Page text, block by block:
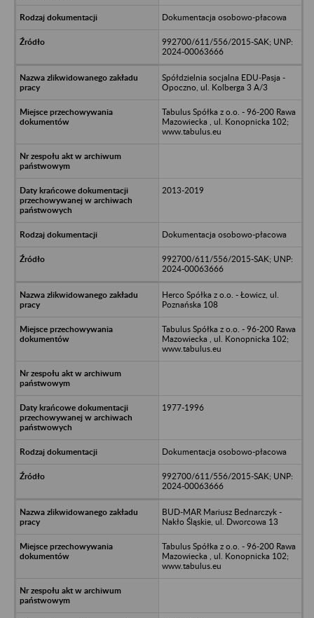
Dokumentacja osobowo-płacowa
992700/611/556/2015-SAK; UNP:
2024-00063666
Spółdzielnia socjalna EDU-Pasja -
Opoczno, ul. Kolberga 3 A/3
Tabulus Spółka z o.o. - 96-200 Rawa
Mazowiecka , ul. Konopnicka 102;
www.tabulus.eu
2013-2019
Dokumentacja osobowo-płacowa
992700/611/556/2015-SAK; UNP:
2024-00063666
Herco Spółka z o.o. - Łowicz, ul.
Poznańska 108
Tabulus Spółka z o.o. - 96-200 Rawa
Mazowiecka , ul. Konopnicka 102;
www.tabulus.eu
1977-1996
Dokumentacja osobowo-płacowa
992700/611/556/2015-SAK; UNP:
2024-00063666
BUD-MAR Mariusz Bednarczyk -
Nakło Śląskie, ul. Dworcowa 13
Tabulus Spółka z o.o. - 96-200 Rawa
Mazowiecka , ul. Konopnicka 102;
www.tabulus.eu